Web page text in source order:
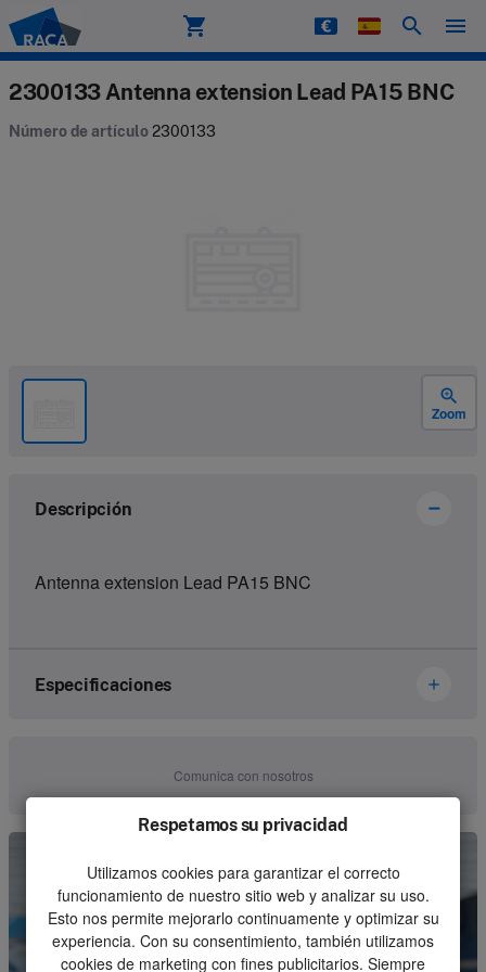
Raca shopping_cart search menu
2300133 Antenna extension Lead PA15 BNC
Número de artículo 2300133
zoom_in
Zoom
Descripción
Antenna extension Lead PA15 BNC
Especificaciones
Unit
Piece
Minimum order quantity
1
Comunica con nosotros
Respetamos su privacidad
Utilizamos cookies para garantizar el correcto
funcionamiento de nuestro sitio web y analizar su uso.
Esto nos permite mejorarlo continuamente y optimizar su
experiencia. Con su consentimiento, también utilizamos
cookies de marketing con fines publicitarios. Siempre